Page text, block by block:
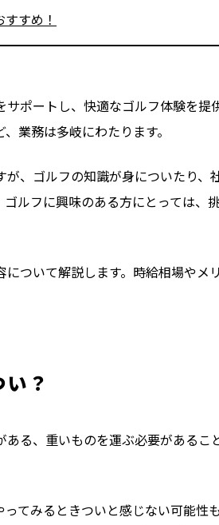
すめ！
ポートし、快適なゴルフ体験を提
業務は多岐にわたります。
、ゴルフの知識が身についたり、
ルフに興味のある方にとっては、
ついて解説します。時給相場やメ
？
る、重いものを運ぶ必要があるこ
てみるときついと感じない可能性